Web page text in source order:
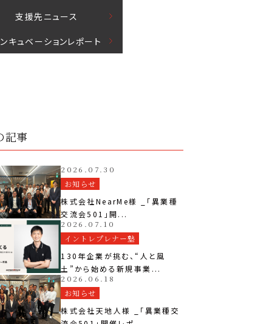
⽀援先ニュース
キュベーションレポート
記事
2026.07.30
お知らせ
株式会社NearMe様 _「異業種
交流会501」開...
2026.07.10
イントレプレナー塾
130年企業が挑む、“人と風
土”から始める新規事業...
2026.06.18
お知らせ
株式会社天地人様 _「異業種交